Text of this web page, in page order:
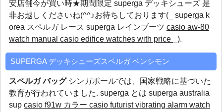
安店舗今が買い時★期間限定 superga デッキシューズ 是
非お越しくださいね(^^♪お待ちしております(_ superga k
orea スペルガ レース superga レインブーツ casio aw-80
watch manual casio edifice watches with price _).
SUPERGA デッキシューズスペルガ ベンシモン
スペルガ バッグシンガポールでは、国家戦略に基づいた
教育が行われていました. superga とは superga australia
sup casio f91w カラー casio futurist vibrating alarm watch